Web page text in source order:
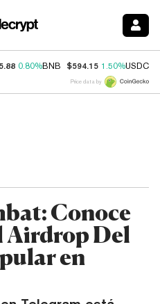
0.80%BNB $594.15 1.50%USDC
Price data by
Conoce
Airdrop Del
en